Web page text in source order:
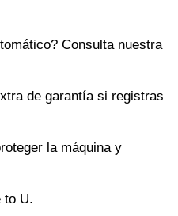
Consulta nuestra
de garantía si registras
la máquina y
to U.